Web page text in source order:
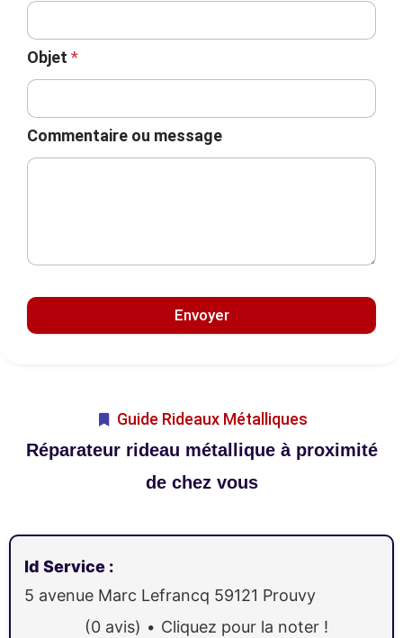
Objet *
Commentaire ou message
Envoyer
Guide Rideaux Métalliques
Réparateur rideau métallique à proximité
de chez vous
Id Service :
5 avenue Marc Lefrancq 59121 Prouvy
(0 avis) Cliquez pour la noter !